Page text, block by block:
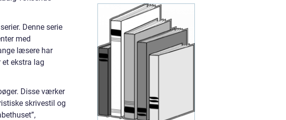
Denne serie
med
læsere har
ekstra lag
Disse værker
skrivestil og
kunsthåndværk og
funktionalitet, og tilbyder
derved en &ae...